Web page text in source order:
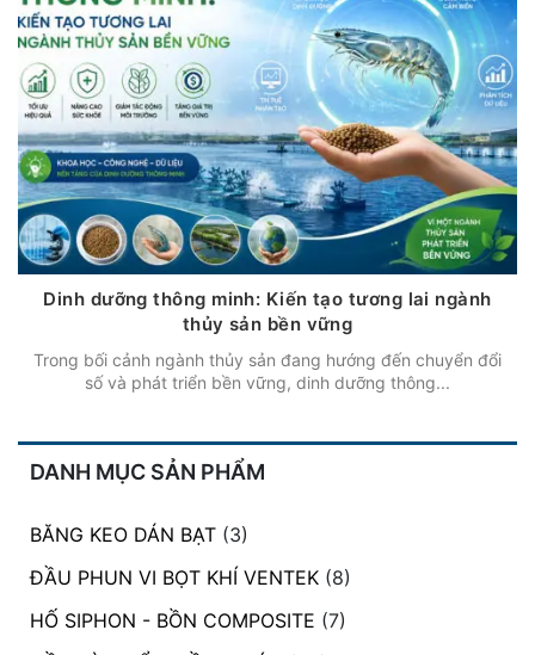
Dinh dưỡng thông minh: Kiến tạo tương lai ngành
thủy sản bền vững
Trong bối cảnh ngành thủy sản đang hướng đến chuyển đổi
số và phát triển bền vững, dinh dưỡng thông...
DANH MỤC SẢN PHẨM
BĂNG KEO DÁN BẠT (3)
ĐẦU PHUN VI BỌT KHÍ VENTEK (8)
HỐ SIPHON - BỒN COMPOSITE (7)